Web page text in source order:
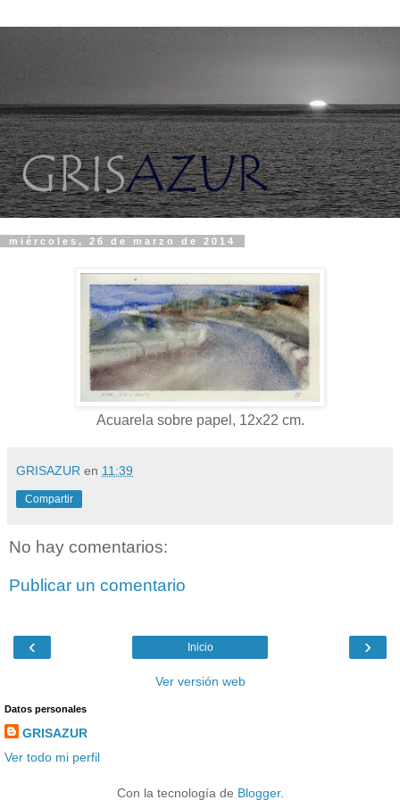
miércoles, 26 de marzo de 2014
Acuarela sobre papel, 12x22 cm.
GRISAZUR en 11:39
Compartir
No hay comentarios:
Publicar un comentario
‹ ›
Inicio
Ver versión web
Datos personales
GRISAZUR
Ver todo mi perfil
Con la tecnología de Blogger.